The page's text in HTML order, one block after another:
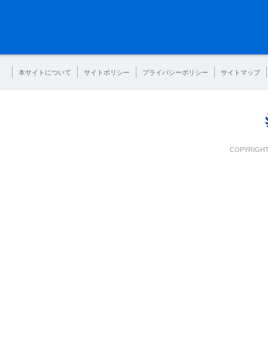
本サイトについて サイトポリシー プライバシーポリシー サイトマップ